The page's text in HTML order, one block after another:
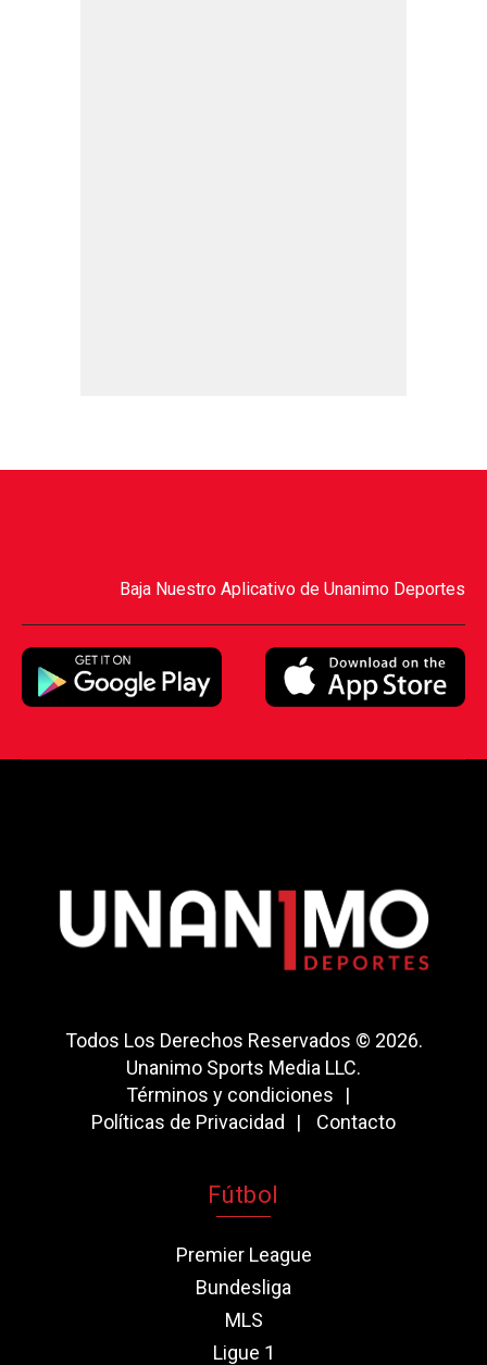
Baja Nuestro Aplicativo de Unanimo Deportes
Todos Los Derechos Reservados © 2026.
Unanimo Sports Media LLC.
Términos y condiciones
Políticas de Privacidad
Contacto
Fútbol
Premier League
Bundesliga
MLS
Ligue 1